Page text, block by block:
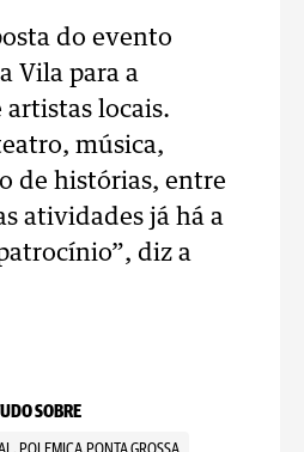
do evento
Vila para a
artistas locais.
música,
de histórias, entre
atividades já há a
diz a
SOBRE